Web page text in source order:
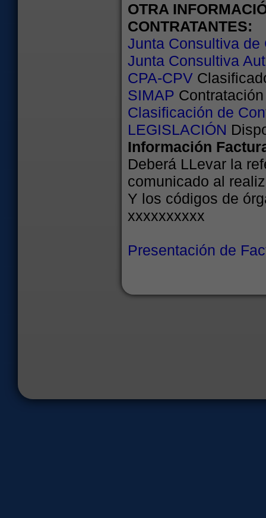
OTRA
CONTRATANTES:
Junta Consultiva de
Junta Consultiva
CPA-CPV
SIMAP
Clasificación de
LEGISLACIÓN
Información
Deberá LLevar la
comunicado al
Y los códigos de
xxxxxxxxxx
Presentación de